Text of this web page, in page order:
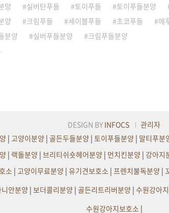
더 클럽에서 '크
직접 만나보세요!
주시면자세한 상..
양
실버탄푸들 토이푸들 토이푸들분양
양
크림푸들 세이블푸들 초코푸들 에
분양
실버푸들분양 크림푸들분양
DESIGN BY INFOCS
관리자
| 고양이분양 | 골든두들분양 | 토이푸들분양 | 말티푸분
| 랙돌분양 | 브리티쉬숏헤어분양 | 먼치킨분양 | 강아지
소| 고양이무료분양| 유기견보호소| 프렌치불독분양|
안분양| 보더콜리분양| 골든리트리버분양| 수원강아
수원강아지보호소|